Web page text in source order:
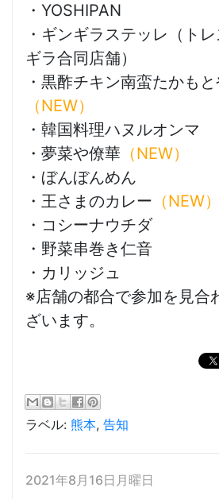
・YOSHIPAN
・ギンギラステッレ（ト
ギラ合同店舗）
・黒酢チキン南蛮たかも
（NEW）
・韓国料理ハヌルオンマ
・夢菜や僚華 （NEW）
・ぼんぼんめん
・王さまのカレー （NEW）
・コシーナウチダ
・野菜串巻き仁音
・カリッジュ
※店舗の都合で参加を見合
ざいます。
ラベル: 熊本, 告知
2021年8月16日月曜日